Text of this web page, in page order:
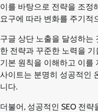
이를 바탕으로 전략을 조정
요구에 따라 변화를 주기적
구글 상단 노출을 달성하는
한 전략과 꾸준한 노력을
기본 원칙을 이해하고 이를
사이트는 분명히 성공적인
니다.
더불어, 성공적인 SEO 전